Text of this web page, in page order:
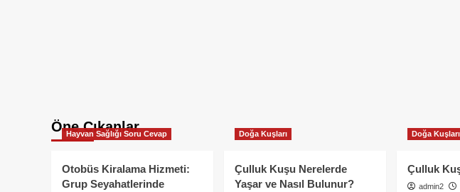
Öne Çıkanlar
Hayvan Sağlığı Soru Cevap
Otobüs Kiralama Hizmeti:
Grup Seyahatlerinde
Doğa Kuşları
Çulluk Kuşu Nerelerde
Yaşar ve Nasıl Bulunur?
Doğa Kuşları
Çulluk
admin2